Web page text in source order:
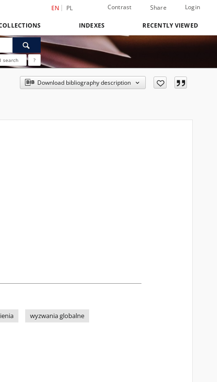
EN PL Contrast Share Login
INDEXES RECENTLY VIEWED
search ?
Download bibliography description
wyzwania globalne